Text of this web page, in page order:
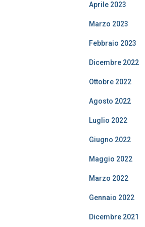
Aprile 2023
Marzo 2023
Febbraio 2023
Dicembre 2022
Ottobre 2022
Agosto 2022
Luglio 2022
Giugno 2022
Maggio 2022
Marzo 2022
Gennaio 2022
Dicembre 2021